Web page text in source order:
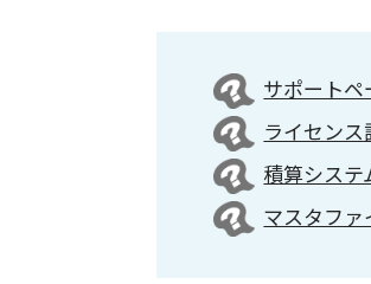
サポート
ライセン
積算シス
マスタフ